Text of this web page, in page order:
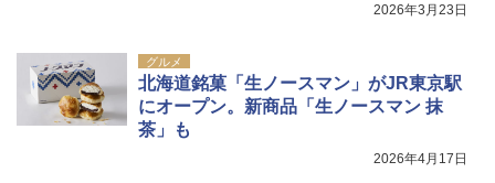
2026年3月23日
グルメ
北海道銘菓「生ノースマン」がJR東京駅
にオープン。新商品「生ノースマン 抹
茶」も
2026年4月17日